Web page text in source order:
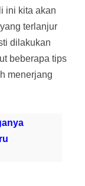
ini kita akan
terlanjur
dilakukan
beberapa tips
menerjang